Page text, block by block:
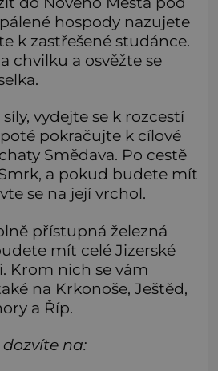
hospody nazujete
k zastřešené studánce.
chvilku a osvěžte se
vydejte se k rozcestí
pokračujte k cílové
Smědava. Po cestě
a pokud budete mít
se na její vrchol.
přístupná železná
mít celé Jizerské
Krom nich se vám
na Krkonoše, Ještěd,
a Říp.
na: